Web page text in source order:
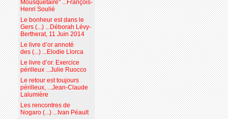
Mousquetaire" ...François-
Henri Soulié
Le bonheur est dans le
Gers (...) ...Déborah Lévy-
Bertherat, 11 Juin 2014
Le livre d’or annoté
des (...) ...Elodie Llorca
Le livre d’or. Exercice
périlleux ...Julie Ruocco
Le retour est toujours
périlleux, ...Jean-Claude
Lalumière
Les rencontres de
Nogaro (...) ...Ivan Péault